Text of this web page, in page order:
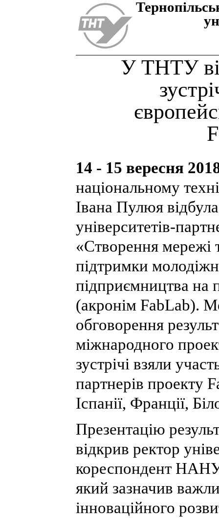
У ТНТУ
14 - 15 вересня
національному
Івана Пулюя
університетів-
«Створення мережі
підтримки
підприємництва на
(акронім FabLab).
обговорення
міжнародного
зустрічі взяли
партнерів проекту
Іспанії, Франції,
Презентацію
відкрив ректор
кореспондент
який зазначив
інноваційного